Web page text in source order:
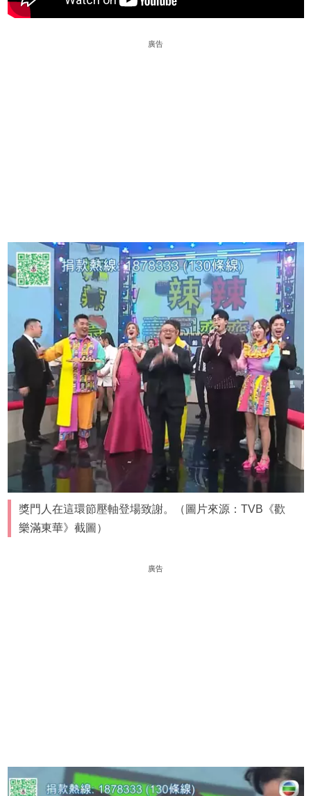
廣告
獎門人在這環節壓軸登場致謝。（圖片來源：TVB《歡
樂滿東華》截圖）
廣告